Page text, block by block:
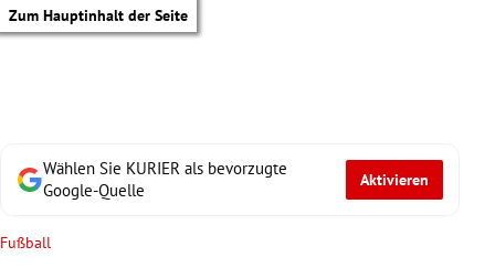
Zum Hauptinhalt der Seite
Wählen Sie KURIER als bevorzugte
Google-Quelle
Aktivieren
Fußball